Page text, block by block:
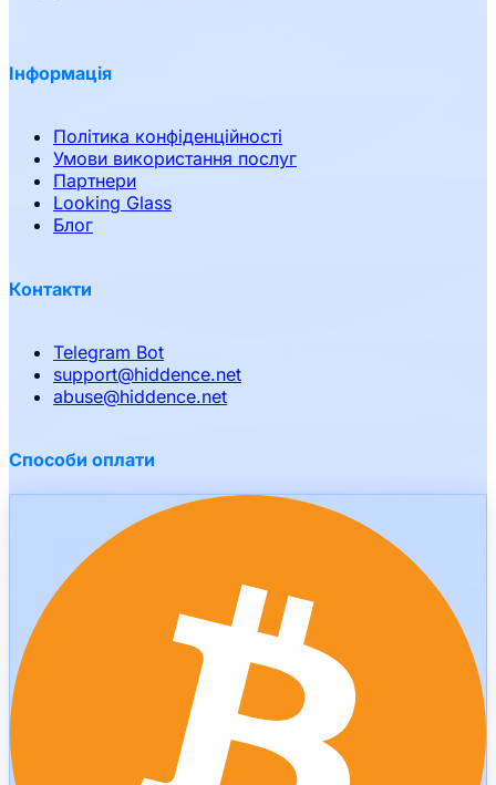
Інформація
Політика конфіденційності
Умови використання послуг
Партнери
Looking Glass
Блог
Контакти
Telegram Bot
support@hiddence.net
abuse@hiddence.net
Способи оплати